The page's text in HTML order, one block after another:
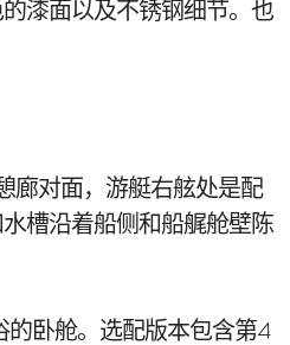
漆面以及不锈钢细节。也
廊对面，游艇右舷处是配
槽沿着船侧和船艉舱壁陈
的卧舱。选配版本包含第4